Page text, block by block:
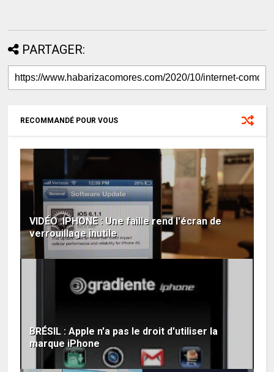
PARTAGER:
RECOMMANDÉ POUR VOUS
VIDÉO .IPHONE : Une faille rend l'écran de
verrouillage inutile
BRÉSIL : Apple n'a pas le droit d'utiliser la
marque iPhone